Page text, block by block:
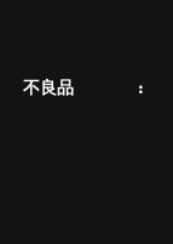
不良品